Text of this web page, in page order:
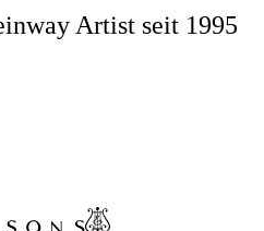
Artist seit 1995